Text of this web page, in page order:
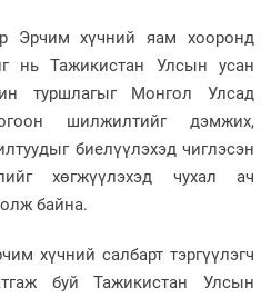
Эрчим хүчний яам хооронд
нь Тажикистан Улсын усан
туршлагыг Монгол Улсад
шилжилтийг дэмжих,
биелүүлэхэд чиглэсэн
хөгжүүлэхэд чухал ач
байна.
хүчний салбарт тэргүүлэгч
буй Тажикистан Улсын